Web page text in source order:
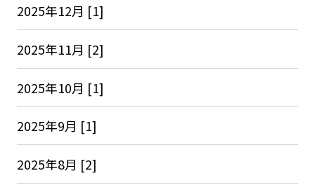
2025年12月 [1]
2025年11月 [2]
2025年10月 [1]
2025年9月 [1]
2025年8月 [2]